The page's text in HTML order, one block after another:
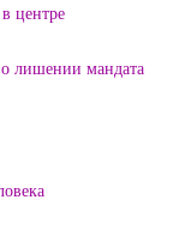
центре
лишении мандата